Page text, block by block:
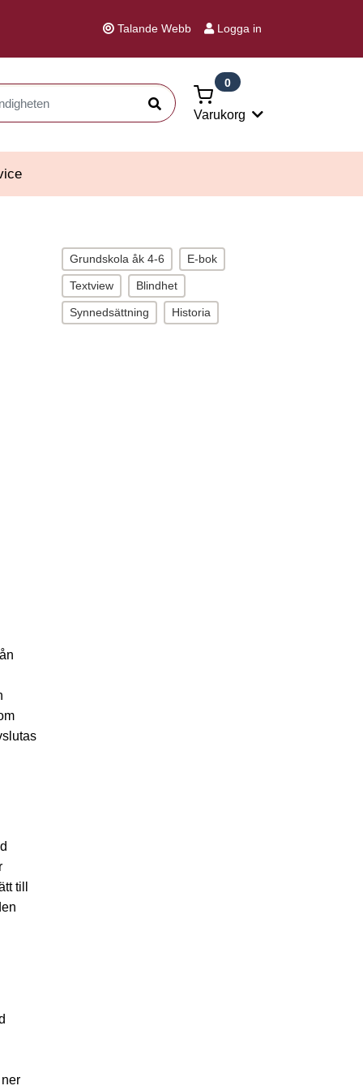
Talande Webb Logga in
Sök
Varukorg
0
till
Grundskola åk 4-6 E-bok
Textview Blindhet
Synnedsättning Historia